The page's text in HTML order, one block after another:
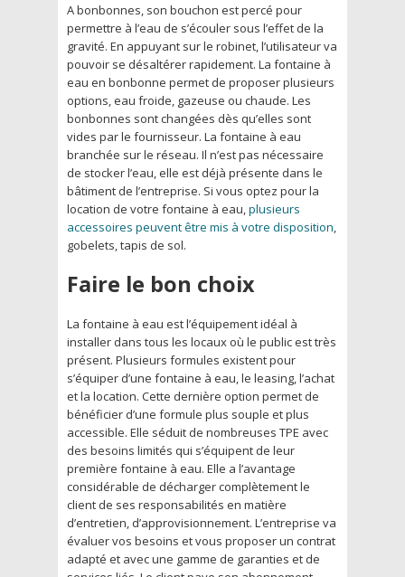
A bonbonnes, son bouchon est percé pour
permettre à l’eau de s’écouler sous l’effet de la
gravité. En appuyant sur le robinet, l’utilisateur va
pouvoir se désaltérer rapidement. La fontaine à
eau en bonbonne permet de proposer plusieurs
options, eau froide, gazeuse ou chaude. Les
bonbonnes sont changées dès qu’elles sont
vides par le fournisseur. La fontaine à eau
branchée sur le réseau. Il n’est pas nécessaire
de stocker l’eau, elle est déjà présente dans le
bâtiment de l’entreprise. Si vous optez pour la
location de votre fontaine à eau,plusieurs
accessoires peuvent être mis à votre disposition,
gobelets, tapis de sol.
Faire le bon choix
La fontaine à eau est l’équipement idéal à
installer dans tous les locaux où le public est très
présent. Plusieurs formules existent pour
s’équiper d’une fontaine à eau, le leasing, l’achat
et la location. Cette dernière option permet de
bénéficier d’une formule plus souple et plus
accessible. Elle séduit de nombreuses TPE avec
des besoins limités qui s’équipent de leur
première fontaine à eau. Elle a l’avantage
considérable de décharger complètement le
client de ses responsabilités en matière
d’entretien, d’approvisionnement. L’entreprise va
évaluer vos besoins et vous proposer un contrat
adapté et avec une gamme de garanties et de